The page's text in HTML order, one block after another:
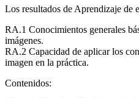
Los resultados de Aprendizaje de
RA.1 Conocimientos generales
imágenes.
RA.2 Capacidad de aplicar los
imagen en la práctica.
Contenidos: